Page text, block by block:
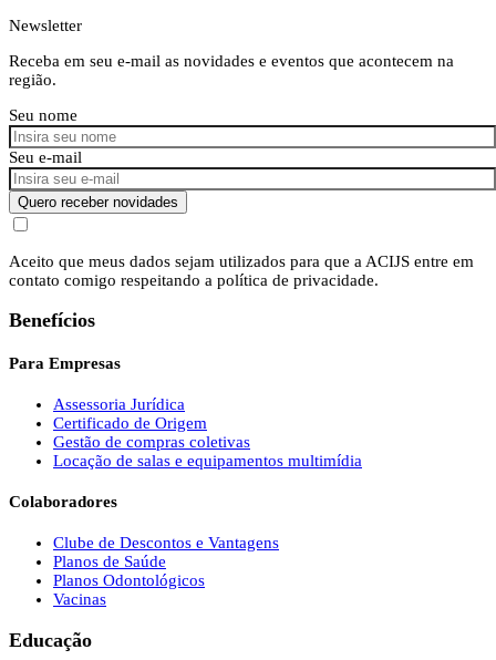
Newsletter
Receba em seu e-mail as novidades e eventos que acontecem na
região.
Seu nome
Seu e-mail
Quero receber novidades
Aceito que meus dados sejam utilizados para que a ACIJS entre em
contato comigo respeitando a política de privacidade.
Benefícios
Para Empresas
Assessoria Jurídica
Certificado de Origem
Gestão de compras coletivas
Locação de salas e equipamentos multimídia
Colaboradores
Clube de Descontos e Vantagens
Planos de Saúde
Planos Odontológicos
Vacinas
Educação